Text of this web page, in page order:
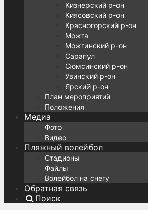
Кизнерский р-он
Киясовский р-он
Красногорский р-он
Можга
Можгинский р-он
Сарапул
Сюмсинский р-он
Увинский р-он
Ярский р-он
План мероприятий
Положения
Медиа
Фото
Видео
Пляжный волейбол
Стадионы
Файлы
Волейбол на снегу
Обратная связь
Поиск